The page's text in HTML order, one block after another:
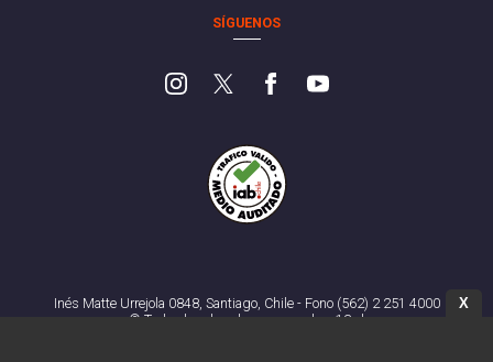
SÍGUENOS
Inés Matte Urrejola 0848, Santiago, Chile - Fono (562) 2 251 4000
© Todos los derechos reservados. 13.cl
X